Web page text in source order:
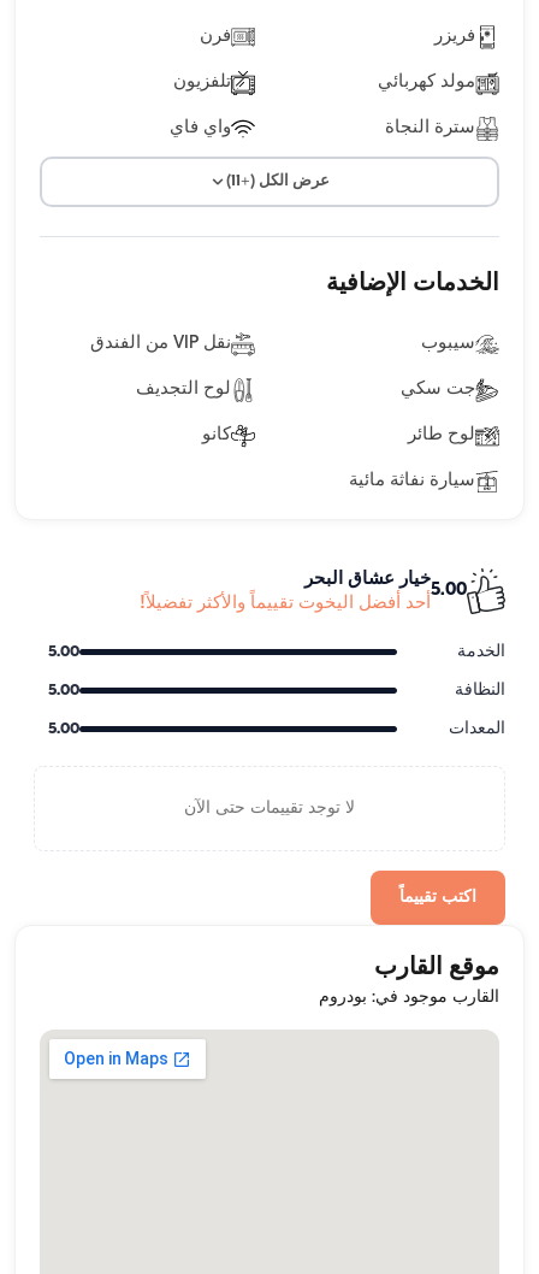
فريزر فرن
مولد كهربائي تلفزيون
سترة النجاة واي فاي
عرض الكل (+11)
الخدمات الإضافية
سيبوب نقل VIP من الفندق
جت سكي لوح التجديف
لوح طائر كانو
سيارة نفاثة مائية
5.00
خيار عشاق البحر
أحد أفضل اليخوت تقييماً والأكثر تفضيلاً!
الخدمة 5.00
النظافة 5.00
المعدات 5.00
لا توجد تقييمات حتى الآن
اكتب تقييماً
موقع القارب
القارب موجود في: بودروم